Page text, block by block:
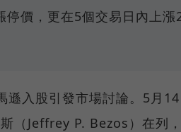
價，更在5個交易日內上
遜入股引發市場討論。5月
（Jeffrey P. Bezos）在列，